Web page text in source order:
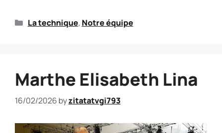
La technique, Notre équipe
Marthe Elisabeth Lina
16/02/2026 byzitatatvgi793